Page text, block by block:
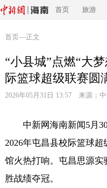
首页 旅游
首页 —正文
“小县城”点燃“大
际篮球超级联赛圆
2026年05月31日 13:57 来源：
中新网海南新闻5月30
2026年屯昌县校际篮球
馆火热打响。屯昌思源
胜战绩夺冠。